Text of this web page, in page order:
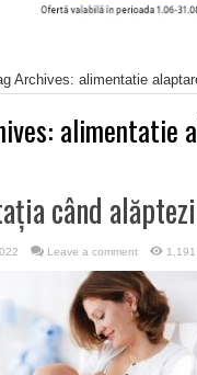
Archives: alimentatie
alimentatie
când alăptezi
Leave a comment